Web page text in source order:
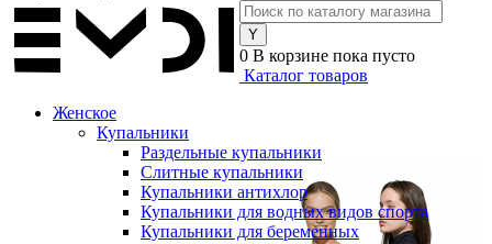
0 В корзине пока пусто
Каталог товаров
Женское
Купальники
Раздельные купальники
Слитные купальники
Купальники антихлор
Купальники для водных видов спорта
Купальники для беременных